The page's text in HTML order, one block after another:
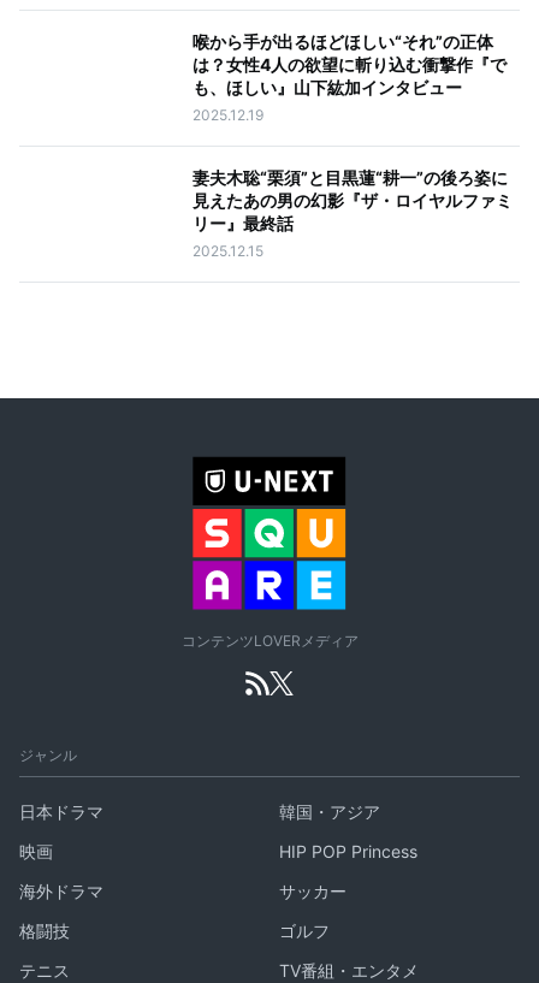
喉から手が出るほどほしい“それ”の正体
は？女性4人の欲望に斬り込む衝撃作『で
も、ほしい』山下紘加インタビュー
2025.12.19
妻夫木聡“栗須”と目黒蓮“耕一”の後ろ姿に
見えたあの男の幻影『ザ・ロイヤルファミ
リー』最終話
2025.12.15
コンテンツLOVERメディア
ジャンル
日本ドラマ
韓国・アジア
映画
HIP POP Princess
海外ドラマ
サッカー
格闘技
ゴルフ
テニス
TV番組・エンタメ